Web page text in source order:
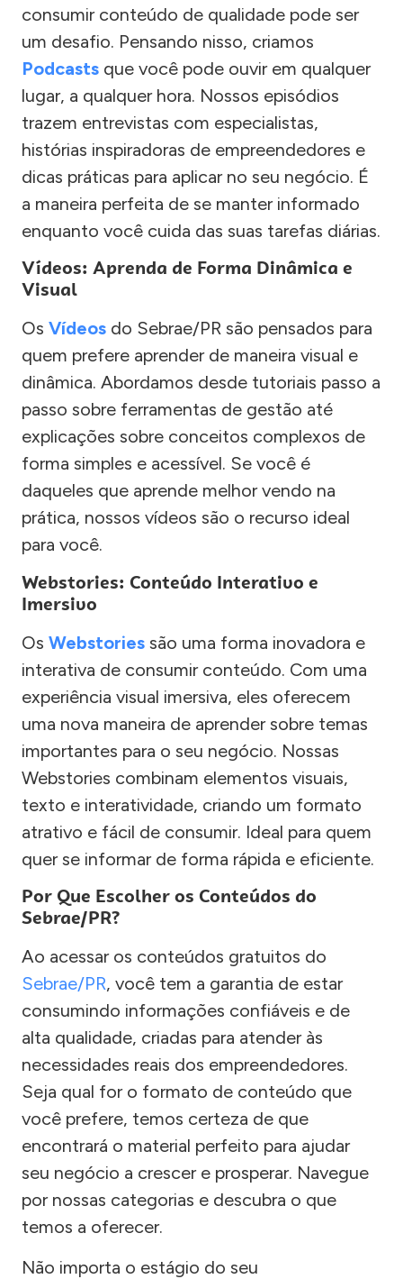
consumir conteúdo de qualidade pode ser
um desafio. Pensando nisso, criamos
Podcasts que você pode ouvir em qualquer
lugar, a qualquer hora. Nossos episódios
trazem entrevistas com especialistas,
histórias inspiradoras de empreendedores e
dicas práticas para aplicar no seu negócio. É
a maneira perfeita de se manter informado
enquanto você cuida das suas tarefas diárias.
Vídeos: Aprenda de Forma Dinâmica e
Visual
Os Vídeos do Sebrae/PR são pensados para
quem prefere aprender de maneira visual e
dinâmica. Abordamos desde tutoriais passo a
passo sobre ferramentas de gestão até
explicações sobre conceitos complexos de
forma simples e acessível. Se você é
daqueles que aprende melhor vendo na
prática, nossos vídeos são o recurso ideal
para você.
Webstories: Conteúdo Interativo e
Imersivo
Os Webstories são uma forma inovadora e
interativa de consumir conteúdo. Com uma
experiência visual imersiva, eles oferecem
uma nova maneira de aprender sobre temas
importantes para o seu negócio. Nossas
Webstories combinam elementos visuais,
texto e interatividade, criando um formato
atrativo e fácil de consumir. Ideal para quem
quer se informar de forma rápida e eficiente.
Por Que Escolher os Conteúdos do
Sebrae/PR?
Ao acessar os conteúdos gratuitos do
Sebrae/PR, você tem a garantia de estar
consumindo informações confiáveis e de
alta qualidade, criadas para atender às
necessidades reais dos empreendedores.
Seja qual for o formato de conteúdo que
você prefere, temos certeza de que
encontrará o material perfeito para ajudar
seu negócio a crescer e prosperar. Navegue
por nossas categorias e descubra o que
temos a oferecer.
Não importa o estágio do seu